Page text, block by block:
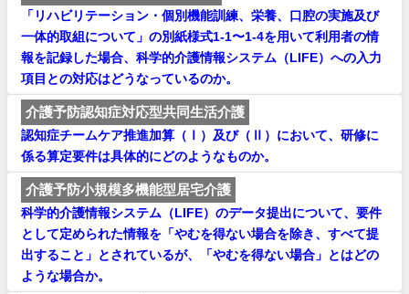
「リハビリテーション・個別機能訓練、栄養、口腔の実施及び
一体的取組について」の別紙様式1-1〜1-4を用いて利用者の情
報を記録した場合、科学的介護情報システム（LIFE）への入力
項目との対応はどうなっているのか。
介護予防認知症対応型共同生活介護
認知症チームケア推進加算（Ⅰ）及び（Ⅱ）において、研修に
係る算定要件は具体的にどのようなものか。
介護予防小規模多機能型居宅介護
科学的介護情報システム（LIFE）のデータ提出について、要件
として定められた情報を「やむを得ない場合を除き、すべて提
出すること」とされているが、「やむを得ない場合」とはどの
ような場合か。